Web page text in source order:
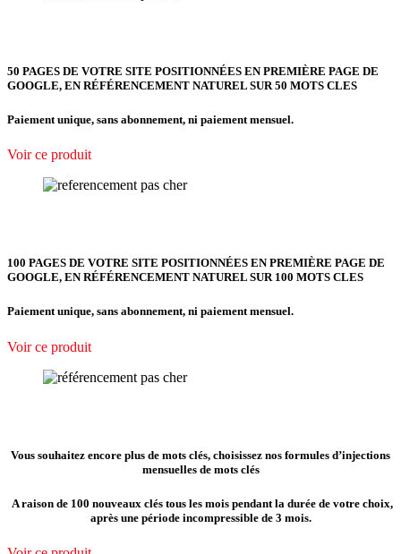
50 PAGES DE VOTRE SITE POSITIONNÉES EN PREMIÈRE PAGE DE
GOOGLE, EN RÉFÉRENCEMENT NATUREL SUR 50 MOTS CLES
Paiement unique, sans abonnement, ni paiement mensuel.
Voir ce produit
100 PAGES DE VOTRE SITE POSITIONNÉES EN PREMIÈRE PAGE DE
GOOGLE, EN RÉFÉRENCEMENT NATUREL SUR 100 MOTS CLES
Paiement unique, sans abonnement, ni paiement mensuel.
Voir ce produit
Vous souhaitez encore plus de mots clés, choisissez nos formules d’injections
mensuelles de mots clés
A raison de 100 nouveaux clés tous les mois pendant la durée de votre choix,
après une période incompressible de 3 mois.